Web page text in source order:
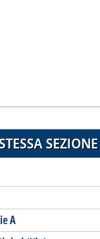
SEZIONE
A